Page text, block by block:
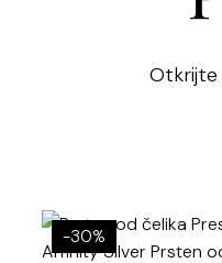
Otkrijte
-30%